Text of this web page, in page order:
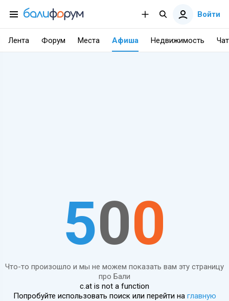
Войти
Лента Форум Места Афиша Недвижимость Чат
500
Что-то произошло и мы не можем показать вам эту страницу
про Бали
c.at is not a function
Попробуйте использовать поиск или перейти на главную